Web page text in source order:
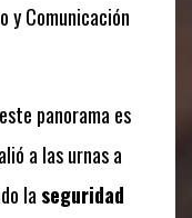
y Comunicación
panorama es
a las urnas a
la seguridad